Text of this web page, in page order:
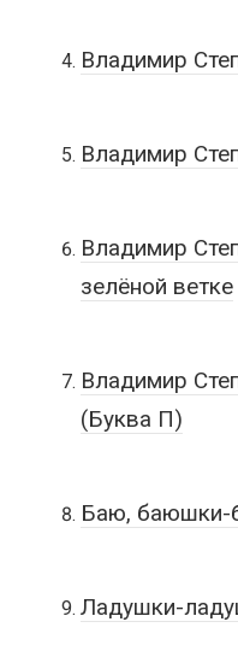
Владимир
Владимир
Владимир
зелёной ветке
Владимир
(Буква П)
Баю, баюшки-
Ладушки-